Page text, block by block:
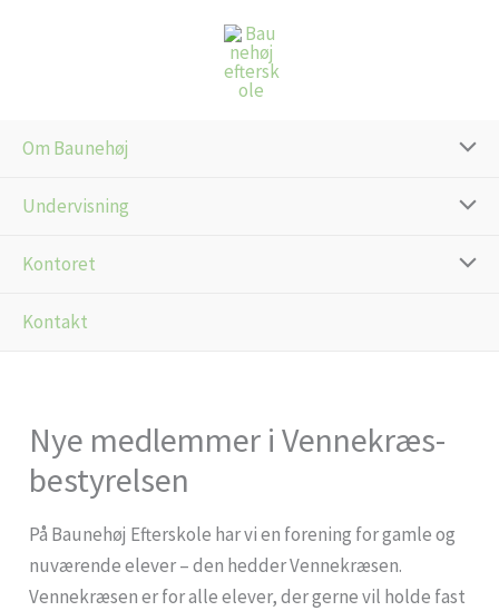
Om Baunehøj
Undervisning
Kontoret
Kontakt
Nye medlemmer i Vennekræs-
bestyrelsen
På Baunehøj Efterskole har vi en forening for gamle og
nuværende elever – den hedder Vennekræsen.
Vennekræsen er for alle elever, der gerne vil holde fast